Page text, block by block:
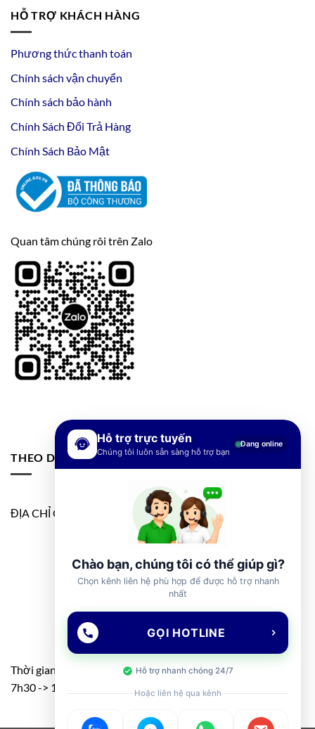
HỖ TRỢ KHÁCH HÀNG
Phương thức thanh toán
Chính sách vận chuyển
Chính sách bảo hành
Chính Sách Đổi Trả Hàng
Chính Sách Bảo Mật
Quan tâm chúng rôi trên Zalo
THEO DÕI FANPAGE
ĐỊA CHỈ GOOGLE MAP
Thời gian: T2 – T7
7h30 -> 11h30 – 13h00 -> 17h00
Hỗ trợ trực tuyến
Chúng tôi luôn sẵn sàng hỗ trợ bạn
Đang online
Chào bạn, chúng tôi có thể giúp gì?
Chọn kênh liên hệ phù hợp để được hỗ trợ nhanh
nhất
GỌI HOTLINE
Hỗ trợ nhanh chóng 24/7
Hoặc liên hệ qua kênh